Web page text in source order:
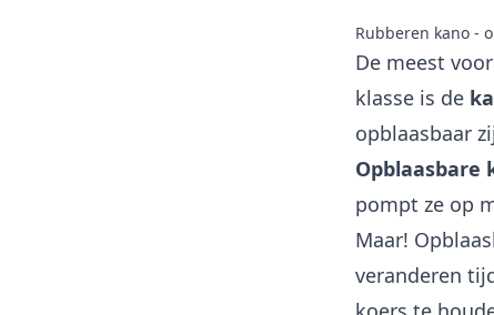
Rubberen kano -
De meest
klasse is de
opblaasbaar
Opblaasbare
pompt ze op
Maar!
veranderen